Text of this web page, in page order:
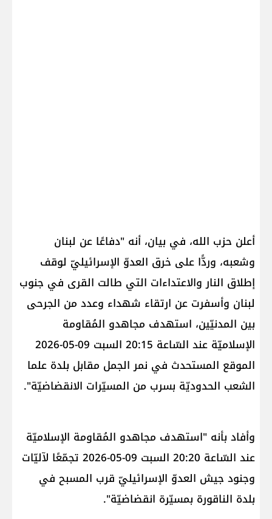
أعلن ​حزب الله​، في بيان، أنه "دفاعًا عن لبنان
وشعبه، وردًّا على خرق العدوّ الإسرائيليّ لوقف
إطلاق النار والاعتداءات التي طالت القرى في جنوب
لبنان وأسفرت عن ارتقاء شهداء وعدد من الجرحى
بين المدنيّين، استهدف مجاهدو المُقاومة
الإسلاميّة عند السّاعة 20:15 السبت 09-05-2026
الموقع المستحدث في نمر الجمل مقابل بلدة علما
الشعب الحدوديّة بسرب من المسيّرات الانقضاضيّة".
وأفاد بأنه "استهدف مجاهدو المُقاومة الإسلاميّة
عند السّاعة 20:20 السبت 09-05-2026 تجمّعًا لآليّات
وجنود جيش العدوّ الإسرائيليّ قرب المسبح في
بلدة الناقورة بمسيّرة انقضاضيّة".